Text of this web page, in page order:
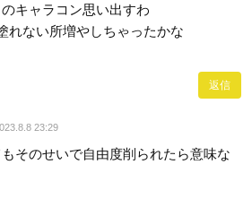
キャラコン思い出すわ
れない所増やしちゃったかな
返信
23:29
そのせいで自由度削られたら意味な